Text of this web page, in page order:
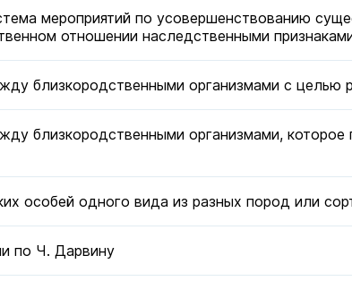
мероприятий по усовершенствованию
отношении наследственными
близкородственными организмами с целью
близкородственными организмами,
особей одного вида из разных пород или
по Ч. Дарвину